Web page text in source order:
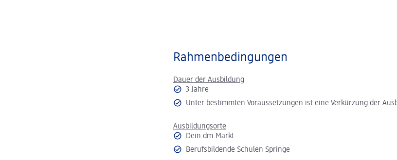
Rahmenbedingungen
Dauer der Ausbildung
3 Jahre
Unter bestimmten Voraussetzungen ist eine Verkürzung der
Ausbildungsorte
Dein dm-Markt
Berufsbildende Schulen Springe